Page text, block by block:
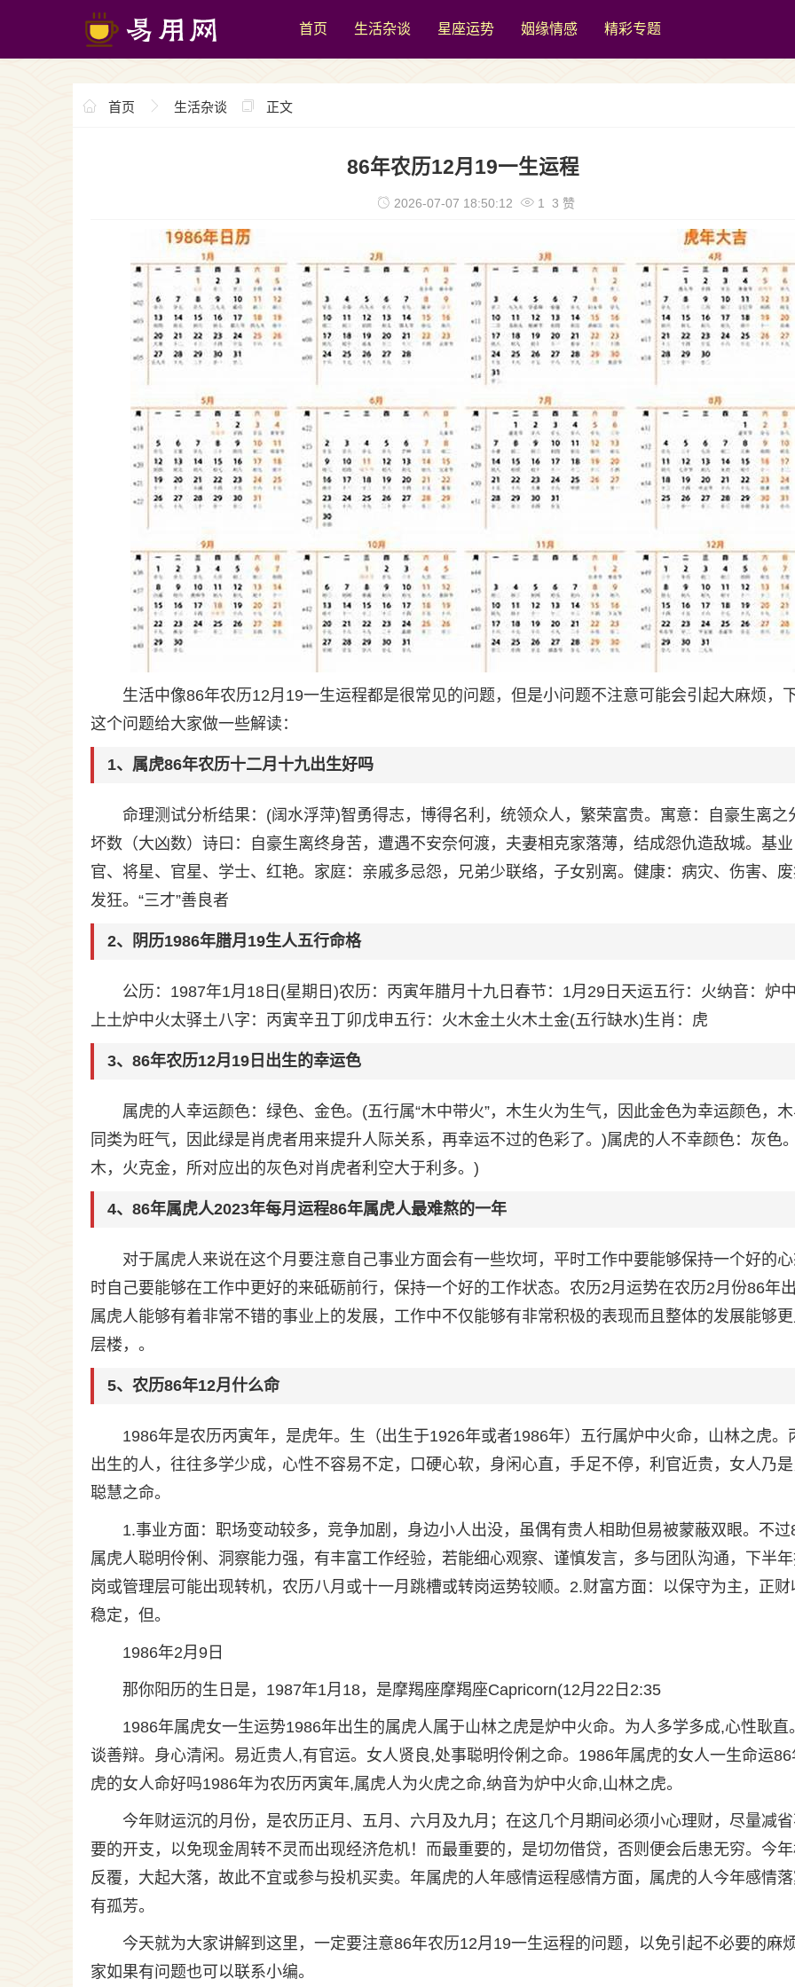
首页 生活杂谈 星座运势 姻缘情感 精彩专题
首页 生活杂谈 正文
86年农历12月19一生运程
2026-07-07 18:50:12 1 3 赞
生活中像86年农历12月19一生运程都是很常见的问题，但是小问题不注意可能会引起大麻烦，
这个问题给大家做一些解读：
1、属虎86年农历十二月十九出生好吗
命理测试分析结果：(阔水浮萍)智勇得志，博得名利，统领众人，繁荣富贵。寓意：自豪生离之
坏数（大凶数）诗曰：自豪生离终身苦，遭遇不安奈何渡，夫妻相克家落薄，结成怨仇造敌城。基
官、将星、官星、学士、红艳。家庭：亲戚多忌怨，兄弟少联络，子女别离。健康：病灾、伤害、
发狂。“三才”善良者
2、阴历1986年腊月19生人五行命格
公历：1987年1月18日(星期日)农历：丙寅年腊月十九日春节：1月29日天运五行：火纳音：炉
上土炉中火太驿土八字：丙寅辛丑丁卯戊申五行：火木金土火木土金(五行缺水)生肖：虎
3、86年农历12月19日出生的幸运色
属虎的人幸运颜色：绿色、金色。(五行属“木中带火”，木生火为生气，因此金色为幸运颜色，
同类为旺气，因此绿是肖虎者用来提升人际关系，再幸运不过的色彩了。)属虎的人不幸颜色：灰色
木，火克金，所对应出的灰色对肖虎者利空大于利多。)
4、86年属虎人2023年每月运程86年属虎人最难熬的一年
对于属虎人来说在这个月要注意自己事业方面会有一些坎坷，平时工作中要能够保持一个好的
时自己要能够在工作中更好的来砥砺前行，保持一个好的工作状态。农历2月运势在农历2月份86年
属虎人能够有着非常不错的事业上的发展，工作中不仅能够有非常积极的表现而且整体的发展能够
层楼，。
5、农历86年12月什么命
1986年是农历丙寅年，是虎年。生（出生于1926年或者1986年）五行属炉中火命，山林之虎。
出生的人，往往多学少成，心性不容易不定，口硬心软，身闲心直，手足不停，利官近贵，女人乃
聪慧之命。
1.事业方面：职场变动较多，竞争加剧，身边小人出没，虽偶有贵人相助但易被蒙蔽双眼。不过
属虎人聪明伶俐、洞察能力强，有丰富工作经验，若能细心观察、谨慎发言，多与团队沟通，下半
岗或管理层可能出现转机，农历八月或十一月跳槽或转岗运势较顺。2.财富方面：以保守为主，正财
稳定，但。
1986年2月9日
那你阳历的生日是，1987年1月18，是摩羯座摩羯座Capricorn(12月22日2:35
1986年属虎女一生运势1986年出生的属虎人属于山林之虎是炉中火命。为人多学多成,心性耿直
谈善辩。身心清闲。易近贵人,有官运。女人贤良,处事聪明伶俐之命。1986年属虎的女人一生命运86
虎的女人命好吗1986年为农历丙寅年,属虎人为火虎之命,纳音为炉中火命,山林之虎。
今年财运沉的月份，是农历正月、五月、六月及九月；在这几个月期间必须小心理财，尽量减
要的开支，以免现金周转不灵而出现经济危机！而最重要的，是切勿借贷，否则便会后患无穷。今
反覆，大起大落，故此不宜或参与投机买卖。年属虎的人年感情运程感情方面，属虎的人今年感情
有孤芳。
今天就为大家讲解到这里，一定要注意86年农历12月19一生运程的问题，以免引起不必要的麻
家如果有问题也可以联系小编。